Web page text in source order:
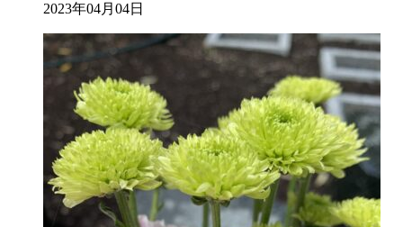
2023年04月04日